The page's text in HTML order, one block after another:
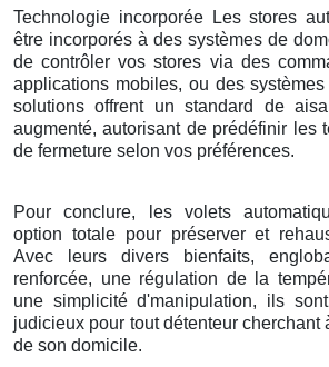
Technologie incorporée Les stores
être incorporés à des systèmes de
de contrôler vos stores via des
applications mobiles, ou des
solutions offrent un standard de
augmenté, autorisant de prédéfinir les
de fermeture selon vos préférences.
Pour conclure, les volets
option totale pour préserver et
Avec leurs divers bienfaits,
renforcée, une régulation de la
une simplicité d'manipulation, ils
judicieux pour tout détenteur cherchant
de son domicile.